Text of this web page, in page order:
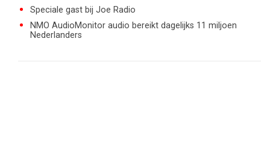
Speciale gast bij Joe Radio
NMO AudioMonitor audio bereikt dagelijks 11 miljoen
Nederlanders